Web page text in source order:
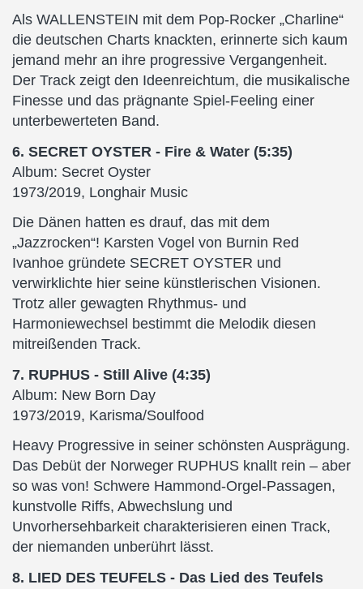
Als WALLENSTEIN mit dem Pop-Rocker „Charline“
die deutschen Charts knackten, erinnerte sich kaum
jemand mehr an ihre progressive Vergangenheit.
Der Track zeigt den Ideenreichtum, die musikalische
Finesse und das prägnante Spiel-Feeling einer
unterbewerteten Band.
6. SECRET OYSTER - Fire & Water (5:35)
Album: Secret Oyster
1973/2019, Longhair Music
Die Dänen hatten es drauf, das mit dem
„Jazzrocken“! Karsten Vogel von Burnin Red
Ivanhoe gründete SECRET OYSTER und
verwirklichte hier seine künstlerischen Visionen.
Trotz aller gewagten Rhythmus- und
Harmoniewechsel bestimmt die Melodik diesen
mitreißenden Track.
7. RUPHUS - Still Alive (4:35)
Album: New Born Day
1973/2019, Karisma/Soulfood
Heavy Progressive in seiner schönsten Ausprägung.
Das Debüt der Norweger RUPHUS knallt rein – aber
so was von! Schwere Hammond-Orgel-Passagen,
kunstvolle Riffs, Abwechslung und
Unvorhersehbarkeit charakterisieren einen Track,
der niemanden unberührt lässt.
8. LIED DES TEUFELS - Das Lied des Teufels